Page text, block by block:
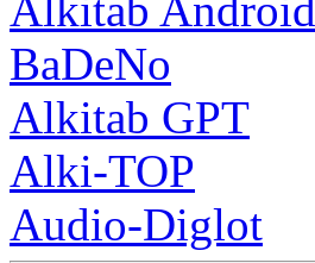
BaDeNo
Alkitab GPT
Alki-TOP
Audio-Diglot